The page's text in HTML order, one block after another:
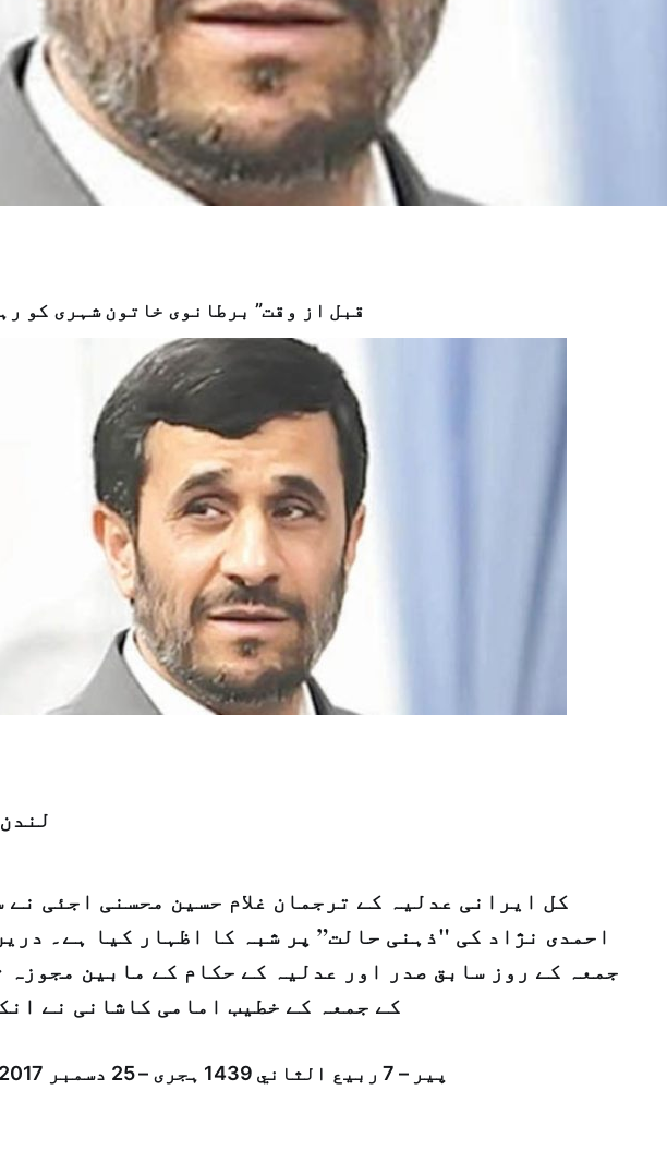
"قبل از وقت” برطانوی خاتون شہری کو
کل ایرانی عدلیہ کے ترجمان غلام حسین محسنی اجئی
احمدی نژاد کی "ذہنی حالت” پر شبہ کا اظہار کیا ہے۔
جمعہ کے روز سابق صدر اور عدلیہ کے حکام کے مابین مجوزہ
کے جمعہ کے خطیب امامی کاشانی نے
پیر – 7 ربيع الثاني 1439 ہجری – 25 دسمبر 2017ء شمارہ: [14272]